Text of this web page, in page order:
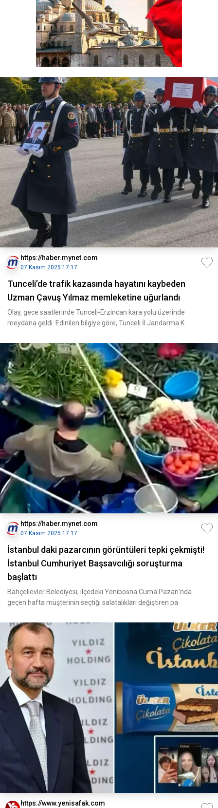
https://haber.mynet.com
07 Kasım 2025 17:17
Tunceli’de trafik kazasında hayatını kaybeden
Uzman Çavuş Yılmaz memleketine uğurlandı
Olay, gece saatlerinde Tunceli-Erzincan kara yolu üzerinde
meydana geldi. Edinilen bilgiye göre, Tunceli İl Jandarma K
https://haber.mynet.com
07 Kasım 2025 17:17
İstanbul daki pazarcının görüntüleri tepki çekmişti!
İstanbul Cumhuriyet Başsavcılığı soruşturma
başlattı
Bahçelievler Belediyesi, ilçedeki Yenibosna Cuma Pazarı'nda
geçen hafta müşterinin seçtiği salatalıkları değiştiren pa
https://www.yenisafak.com